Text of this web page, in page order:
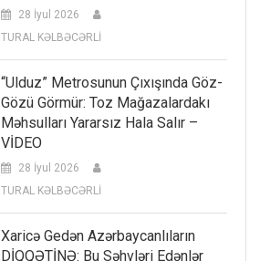
28 İyul 2026
TURAL KƏLBƏCƏRLİ
“Ulduz” Metrosunun Çıxışında Göz-
Gözü Görmür: Toz Mağazalardakı
Məhsulları Yararsız Hala Salır –
VİDEO
28 İyul 2026
TURAL KƏLBƏCƏRLİ
Xaricə Gedən Azərbaycanlıların
DİQQƏTİNƏ: Bu Səhvləri Edənlər